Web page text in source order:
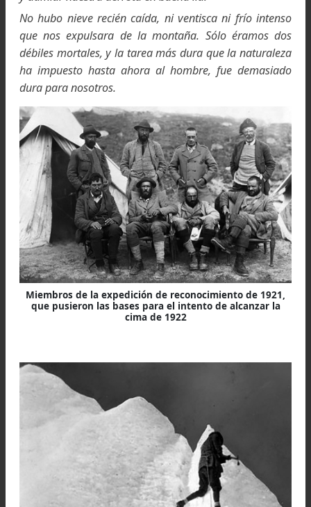
bloqueada, no sé porque razón.
Así pues, busque una repisa apropiada para
al sol y recuperarme un poco y le dije a Norton
siguiera adelante.
Si lo que quedaba de la montaña era tenía
pendiente general tan sencilla como lo que hasta
habíamos recorrido, no había peligro particular
seguir solo, puesto que hasta ahora ni
habíamos usado cuerda. Así pues, a 8.500 metros
altura, me senté a observar a Norton.
Pero tampoco él se hallaba lejos del límite de
fuerzas, y después de recorrer bastante
horizontal, pero ni siquiera treinta metros de
por encima de mí, se detuvo en el gran corredor,
las rocas que quedaban sobre este que resultaron
más verticales de lo que habíamos pensado y se
que comenzaba a sentir en los ojos los efectos
ceguera producida por la nieve y no veía bien
ponía los pies.
Así que subí a reunirme con él, sin olvidarme
guardar en mi bolsillo una muestra de roca del
más alto que habíamos alcanzado. Nos
Norton descendió primero y yo detrás de él,